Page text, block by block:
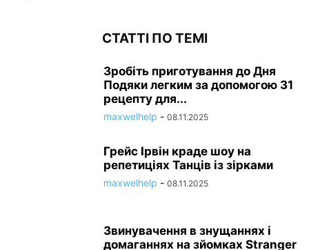
СТАТТІ ПО ТЕМІ
Зробіть приготування до Дня
Подяки легким за допомогою 31
рецепту для...
maxwelhelp - 08.11.2025
Грейс Ірвін краде шоу на
репетиціях Танців із зірками
maxwelhelp - 08.11.2025
Звинувачення в знущаннях і
домаганнях на зйомках Stranger